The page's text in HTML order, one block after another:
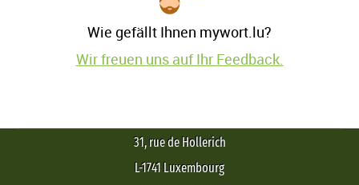
Wie gefällt Ihnen mywort.lu?
Wir freuen uns auf Ihr Feedback.
31, rue de Hollerich
L-1741 Luxembourg